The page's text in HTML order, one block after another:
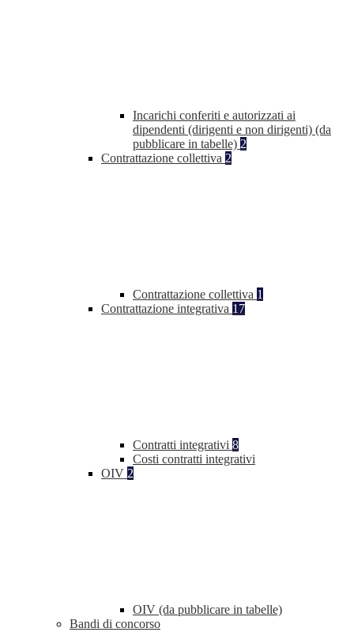
Incarichi conferiti e autorizzati ai
dipendenti (dirigenti e non dirigenti) (da
pubblicare in tabelle) 2
Contrattazione collettiva 2
Contrattazione collettiva 1
Contrattazione integrativa 17
Contratti integrativi 8
Costi contratti integrativi
OIV 2
OIV (da pubblicare in tabelle)
Bandi di concorso